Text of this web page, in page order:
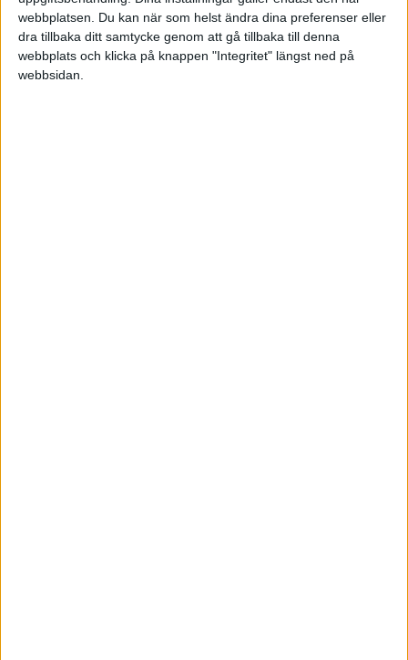
webbplatsen. Du kan när som helst ändra dina preferenser eller
dra tillbaka ditt samtycke genom att gå tillbaka till denna
webbplats och klicka på knappen "Integritet" längst ned på
webbsidan.
Ska man kalla 14000 som "egen insättning" och
på så vis föra upp båda "-14000" som eget uttag,
eller ser det ut som att man då tjänat 14000 mer
än man gjort?